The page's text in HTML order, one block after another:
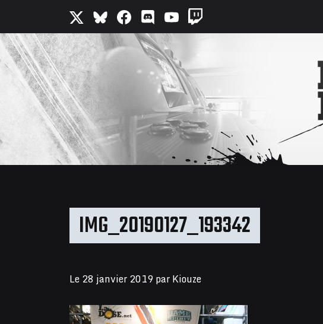
IMG_20190127_193342
Le28 janvier 2019parKiouze